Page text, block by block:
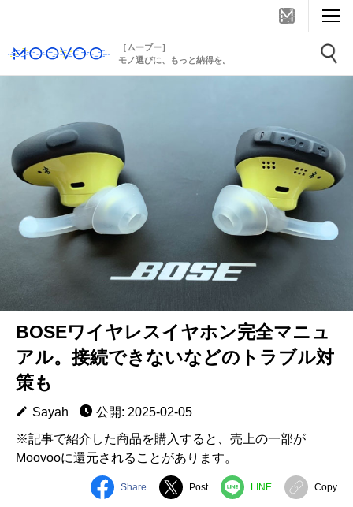
［ムーブー］
モノ選びに、もっと納得を。
BOSEワイヤレスイヤホン完全マニュ
アル。接続できないなどのトラブル対
策も
Sayah
公開: 2025-02-05
※記事で紹介した商品を購入すると、売上の一部が
Moovooに還元されることがあります。
Share Post LINE Copy